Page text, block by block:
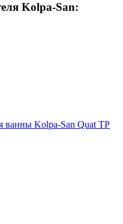
Kolpa-San:
ванны Kolpa-San Quat TP